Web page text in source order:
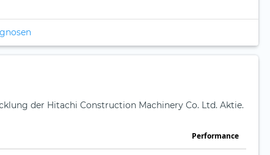
der Hitachi Construction Machinery Co. Ltd. Aktie.
Perfor­mance